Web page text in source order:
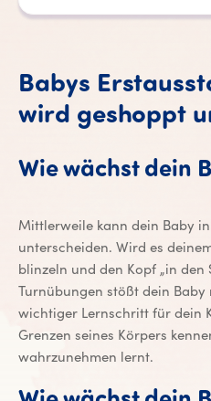
Babys
wird geshoppt
Wie wächst dein
Mittlerweile kann dein Baby
unterscheiden. Wird es
blinzeln und den Kopf „in den
Turnübungen stößt dein
wichtiger Lernschritt für dein
Grenzen seines Körpers
wahrzunehmen lernt.